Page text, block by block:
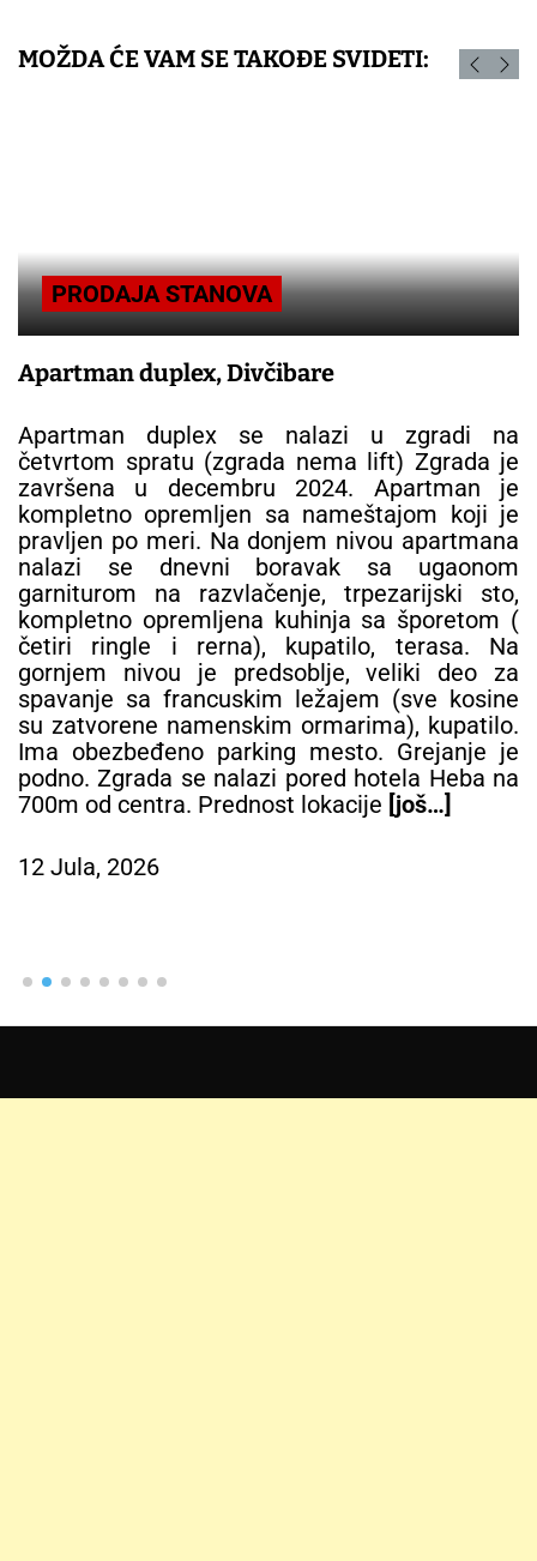
MOŽDA ĆE VAM SE TAKOĐE SVIDETI:
PRODAJA STANOVA
Apartman duplex, Divčibare
Apartman duplex se nalazi u zgradi na
četvrtom spratu (zgrada nema lift) Zgrada je
završena u decembru 2024. Apartman je
kompletno opremljen sa nameštajom koji je
pravljen po meri. Na donjem nivou apartmana
nalazi se dnevni boravak sa ugaonom
garniturom na razvlačenje, trpezarijski sto,
kompletno opremljena kuhinja sa šporetom (
četiri ringle i rerna), kupatilo, terasa. Na
gornjem nivou je predsoblje, veliki deo za
spavanje sa francuskim ležajem (sve kosine
su zatvorene namenskim ormarima), kupatilo.
Ima obezbeđeno parking mesto. Grejanje je
podno. Zgrada se nalazi pored hotela Heba na
700m od centra. Prednost lokacije [još…]
12 Jula, 2026